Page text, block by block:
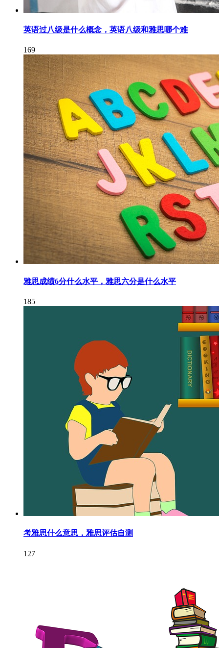
英语过八级是什么概念，英语八级和雅思哪个难
169
雅思成绩6分什么水平，雅思六分是什么水平
185
考雅思什么意思，雅思评估自测
127